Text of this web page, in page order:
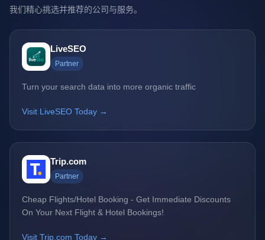
我们精心挑选并推荐的公司与服务。
LiveSEO
Partner
Turn your search data into more organic traffic
Visit LiveSEO Today →
Trip.com
Partner
Cheap Flights/Hotel Booking - Get Immediate Discounts
On Your Next Flight & Hotel Bookings!
Visit Trip.com Today →